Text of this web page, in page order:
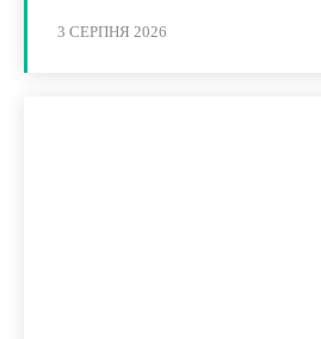
3 СЕРПНЯ 2026